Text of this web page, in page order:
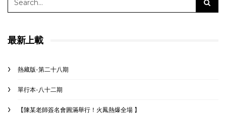
最新上載
熱藏版-第二十八期
單行本-八十二期
【陳某老師簽名會圓滿舉行！火鳳熱爆全場 】